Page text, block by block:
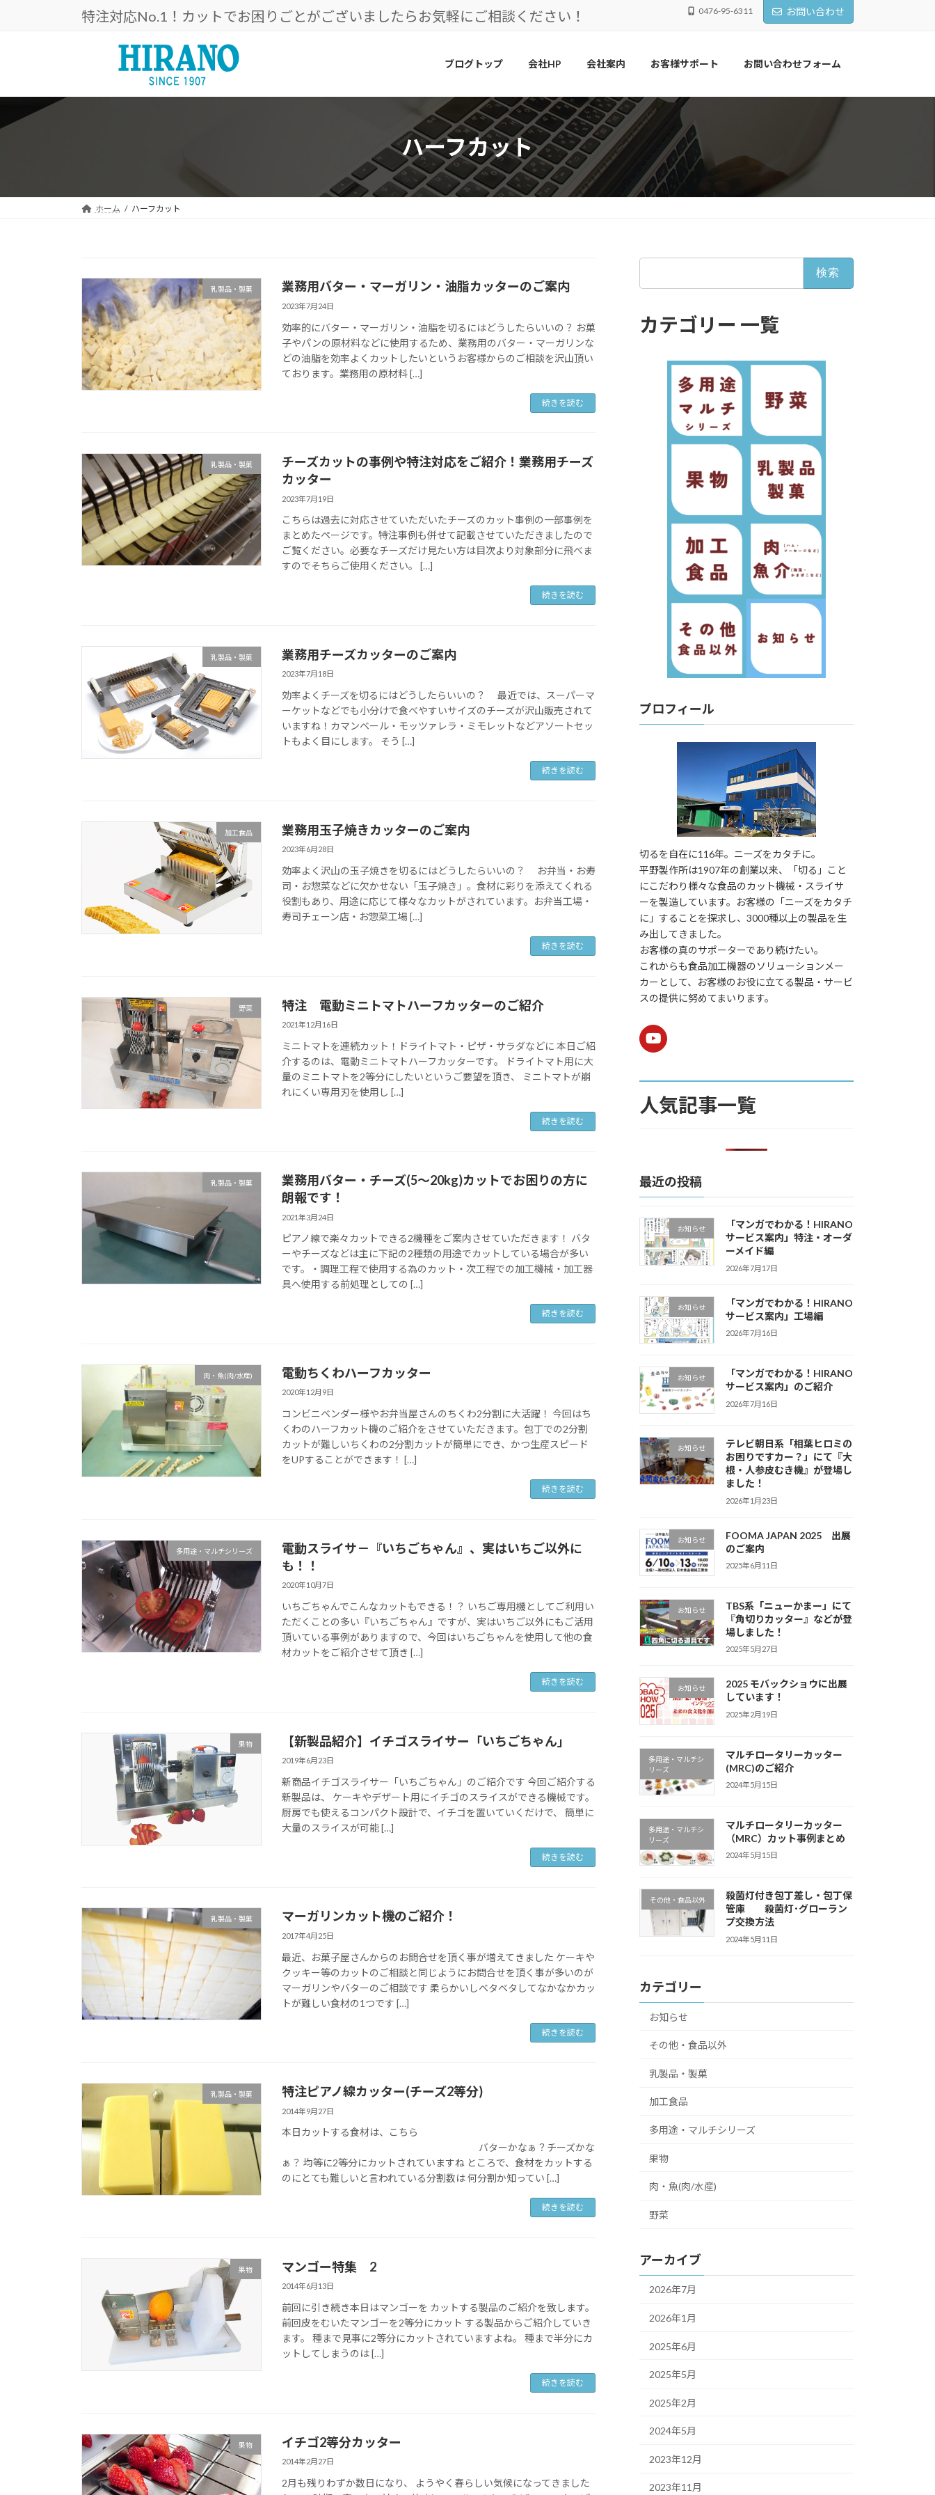
キ
に
特注対応No.1！カットでお困りごとがございましたらお気軽にご相談ください！ 0476-95-6311 お問い合わせ
ブログトップ 会社HP 会社案内 お客様サポート お問い合わせフォーム
ハーフカット
ホーム ハーフカット
乳製品・製菓 業務用バター・マーガリン・油脂カッターのご案内
2023年7月24日
効率的にバター・マーガリン・油脂を切るにはどうしたらいいの？ お菓
子やパンの原材料などに使用するため、業務用のバター・マーガリンな
どの油脂を効率よくカットしたいというお客様からのご相談を沢山頂い
ております。業務用の原材料 […]
続きを読む
乳製品・製菓
チーズカットの事例や特注対応をご紹介！業務用チーズ
カッター
2023年7月19日
こちらは過去に対応させていただいたチーズのカット事例の一部事例を
まとめたページです。特注事例も併せて記載させていただきましたので
ご覧ください。必要なチーズだけ見たい方は目次より対象部分に飛べま
すのでそちらご使用ください。 […]
続きを読む
乳製品・製菓 業務用チーズカッターのご案内
2023年7月18日
効率よくチーズを切るにはどうしたらいいの？ 最近では、スーパーマ
ーケットなどでも小分けで食べやすいサイズのチーズが沢山販売されて
いますね！カマンベール・モッツァレラ・ミモレットなどアソートセッ
トもよく目にします。 そう […]
続きを読む
加工食品 業務用玉子焼きカッターのご案内
2023年6月28日
効率よく沢山の玉子焼きを切るにはどうしたらいいの？ お弁当・お寿
司・お惣菜などに欠かせない「玉子焼き」。食材に彩りを添えてくれる
役割もあり、用途に応じて様々なカットがされています。お弁当工場・
寿司チェーン店・お惣菜工場 […]
続きを読む
野菜 特注 電動ミニトマトハーフカッターのご紹介
2021年12月16日
ミニトマトを連続カット！ドライトマト・ピザ・サラダなどに 本日ご紹
介するのは、電動ミニトマトハーフカッターです。 ドライトマト用に大
量のミニトマトを2等分にしたいというご要望を頂き、 ミニトマトが崩
れにくい専用刃を使用し […]
続きを読む
乳製品・製菓
業務用バター・チーズ(5～20kg)カットでお困りの方に
朗報です！
2021年3月24日
ピアノ線で楽々カットできる2機種をご案内させていただきます！ バタ
ーやチーズなどは主に下記の2種類の用途でカットしている場合が多い
です。・調理工程で使用する為のカット・次工程での加工機械・加工器
具へ使用する前処理としての […]
続きを読む
肉・魚(肉/水産) 電動ちくわハーフカッター
2020年12月9日
コンビニベンダー様やお弁当屋さんのちくわ2分割に大活躍！ 今回はち
くわのハーフカット機のご紹介をさせていただきます。包丁での2分割
カットが難しいちくわの2分割カットが簡単にでき、かつ生産スピード
をUPすることができます！ […]
続きを読む
多用途・マルチシリーズ
電動スライサ－『いちごちゃん』、実はいちご以外に
も！！
2020年10月7日
いちごちゃんでこんなカットもできる！？ いちご専用機としてご利用い
ただくことの多い『いちごちゃん』ですが、実はいちご以外にもご活用
頂いている事例がありますので、今回はいちごちゃんを使用して他の食
材カットをご紹介させて頂き […]
続きを読む
果物 【新製品紹介】イチゴスライサー「いちごちゃん」
2019年6月23日
新商品イチゴスライサー「いちごちゃん」のご紹介です 今回ご紹介する
新製品は、 ケーキやデザート用にイチゴのスライスができる機械です。
厨房でも使えるコンパクト設計で、イチゴを置いていくだけで、 簡単に
大量のスライスが可能 […]
続きを読む
乳製品・製菓 マーガリンカット機のご紹介！
2017年4月25日
最近、お菓子屋さんからのお問合せを頂く事が増えてきました ケーキや
クッキー等のカットのご相談と同じようにお問合せを頂く事が多いのが
マーガリンやバターのご相談です 柔らかいしベタベタしてなかなかカッ
トが難しい食材の1つです […]
続きを読む
乳製品・製菓 特注ピアノ線カッター(チーズ2等分)
2014年9月27日
本日カットする食材は、こちら
バターかなぁ？チーズかな
ぁ？ 均等に2等分にカットされていますね ところで、食材をカットする
のにとても難しいと言われている分割数は 何分割か知ってい […]
続きを読む
果物 マンゴー特集 2
2014年6月13日
前回に引き続き本日はマンゴーを カットする製品のご紹介を致します。
前回皮をむいたマンゴーを2等分にカット する製品からご紹介していき
ます。 種まで見事に2等分にカットされていますよね。 種まで半分にカ
ットしてしまうのは […]
続きを読む
果物 イチゴ2等分カッター
2014年2月27日
2月も残りわずか数日になり、 ようやく春らしい気候になってきました
カテゴリー 一覧
プロフィール
切るを自在に116年。ニーズをカタチに。
平野製作所は1907年の創業以来、「切る」こと
にこだわり様々な食品のカット機械・スライサ
ーを製造しています。お客様の「ニーズをカタチ
に」することを探求し、3000種以上の製品を生
み出してきました。
お客様の真のサポーターであり続けたい。
これからも食品加工機器のソリューションメー
カーとして、お客様のお役に立てる製品・サービ
スの提供に努めてまいります。
人気記事一覧
最近の投稿
お知らせ
「マンガでわかる！HIRANO
サービス案内」特注・オーダ
ーメイド編
2026年7月17日
お知らせ
「マンガでわかる！HIRANO
サービス案内」工場編
2026年7月16日
お知らせ
「マンガでわかる！HIRANO
サービス案内」のご紹介
2026年7月16日
お知らせ
テレビ朝日系「相葉ヒロミの
お困りですカー？」にて『大
根・人参皮むき機』が登場し
ました！
2026年1月23日
お知らせ
FOOMA JAPAN 2025 出展
のご案内
2025年6月11日
お知らせ
TBS系「ニューかまー」にて
『角切りカッター』などが登
場しました！
2025年5月27日
お知らせ
2025 モバックショウに出展
しています！
2025年2月19日
多用途・マルチシ
リーズ
マルチロータリーカッター
(MRC)のご紹介
2024年5月15日
多用途・マルチシ
リーズ
マルチロータリーカッター
（MRC）カット事例まとめ
2024年5月15日
その他・食品以外
殺菌灯付き包丁差し・包丁保
管庫 殺菌灯･グローラン
プ交換方法
2024年5月11日
カテゴリー
お知らせ
その他・食品以外
乳製品・製菓
加工食品
多用途・マルチシリーズ
果物
肉・魚(肉/水産)
野菜
アーカイブ
2026年7月
2026年1月
2025年6月
2025年5月
2025年2月
2024年5月
2023年12月
2023年11月